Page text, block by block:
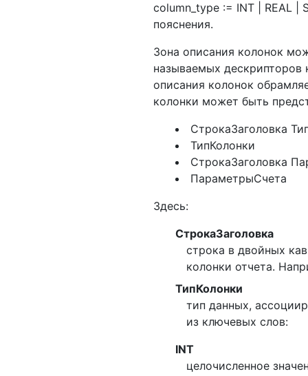
column_type := INT | REAL |
пояснения.
Зона описания колонок
называемых дескрипторов
описания колонок
колонки может быть
СтрокаЗаголовка
ТипКолонки
СтрокаЗаголовка
ПараметрыСчета
Здесь:
СтрокаЗаголовка
строка в двойных
колонки отчета.
ТипКолонки
тип данных,
из ключевых слов:
INT
целочисленное